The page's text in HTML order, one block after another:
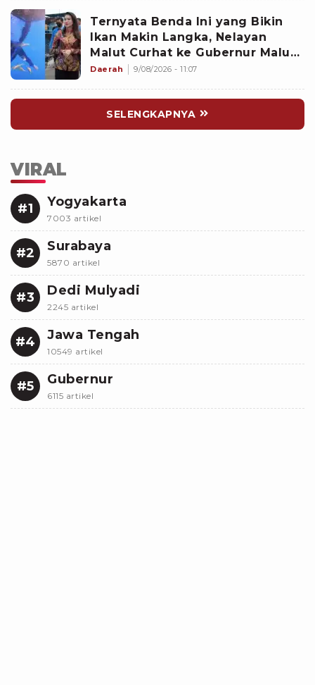
Ternyata Benda Ini yang Bikin
Ikan Makin Langka, Nelayan
Malut Curhat ke Gubernur Malut
Sherly Tjoanda soal Rumpon
Daerah 9/08/2026 - 11:07
SELENGKAPNYA
VIRAL
#1 Yogyakarta
7003 artikel
#2 Surabaya
5870 artikel
#3 Dedi Mulyadi
2245 artikel
#4 Jawa Tengah
10549 artikel
#5 Gubernur
6115 artikel